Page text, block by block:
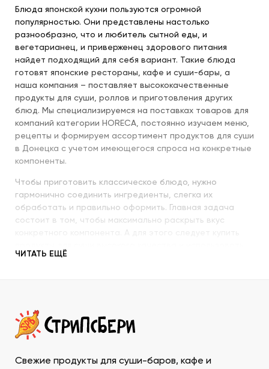
Блюда японской кухни пользуются огромной
популярностью. Они представлены настолько
разнообразно, что и любитель сытной еды, и
вегетарианец, и приверженец здорового питания
найдет подходящий для себя вариант. Такие блюда
готовят японские рестораны, кафе и суши-бары, а
наша компания – поставляет высококачественные
продукты для суши, роллов и приготовления других
блюд. Мы специализируемся на поставках товаров для
компаний категории HORECA, постоянно изучаем меню,
рецепты и формируем ассортимент продуктов для суши
в Донецка с учетом имеющегося спроса на конкретные
компоненты.
Чтобы приготовить классическое блюдо, нужно
гармонично соединить ингредиенты, слегка их
обработать и правильно оформить. Главная задача
состоит в том, чтобы максимально раскрыть вкус
их со знанием всех секретов.
происхождение и свежесть каждого продукта, условия
транспортировки и хранения, дальнейшего
ДНР у нас – значит, получить качественную продукцию
ЧИТАТЬ ЕЩЁ
Свежие продукты для суши-баров, кафе и